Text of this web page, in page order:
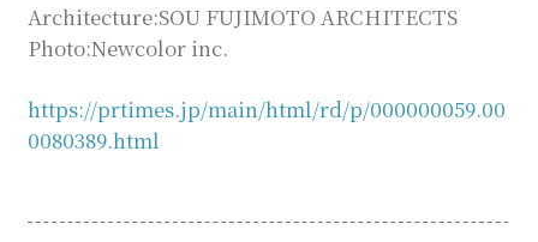
Architecture:SOU FUJIMOTO ARCHITECTS
Photo:Newcolor inc.
https://prtimes.jp/main/html/rd/p/000000059.00
0080389.html